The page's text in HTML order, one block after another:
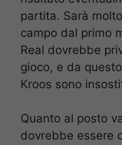
partita. Sarà
campo dal primo
Real dovrebbe
gioco, e da
Kroos sono
Quanto al posto
dovrebbe essere